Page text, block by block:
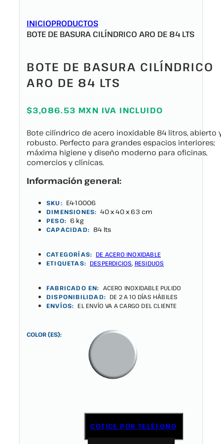
INICIOPRODUCTOS
BOTE DE BASURA CILÍNDRICO ARO DE 84 LTS
BOTE DE BASURA CILÍNDRICO
ARO DE 84 LTS
$3,086.53 MXN IVA INCLUIDO
Bote cilíndrico de acero inoxidable 84 litros, abierto
robusto. Perfecto para grandes espacios interiores;
máxima higiene y diseño moderno para oficinas,
comercios y clínicas.
Información general:
SKU: E4-10006
DIMENSIONES: 40 x 40 x 63 cm
PESO: 6 kg
CAPACIDAD: 84 lts
CATEGORÍAS: DE ACERO INOXIDABLE
ETIQUETAS: DESPERDICIOS, RESIDUOS
FABRICADO EN: ACERO INOXIDABLE PULIDO
DISPONIBILIDAD: DE 2 A 10 DÍAS HÁBILES
ENVÍOS: EL ENVÍO VA A CARGO DEL CLIENTE
COLOR (ES):
COTICE POR TELÉFONO